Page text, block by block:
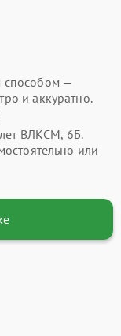
способом —
и аккуратно.
ВЛКСМ, 6Б.
или